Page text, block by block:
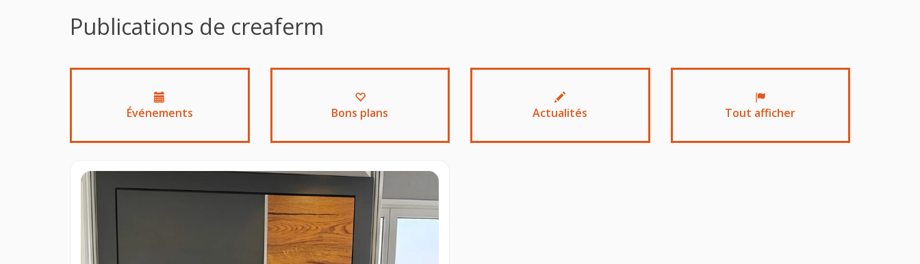
Publications de creaferm
Événements Bons plans Actualités Tout afficher